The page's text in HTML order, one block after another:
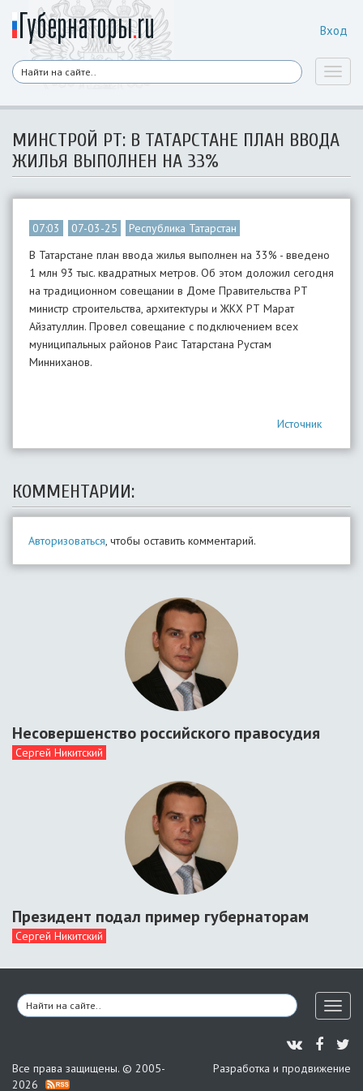
Вход
МИНСТРОЙ РТ: В ТАТАРСТАНЕ ПЛАН ВВОДА
ЖИЛЬЯ ВЫПОЛНЕН НА 33%
07:03 07-03-25
Республика Татарстан
В Татарстане план ввода жилья выполнен на 33% - введено
1 млн 93 тыс. квадратных метров. Об этом доложил сегодня
на традиционном совещании в Доме Правительства РТ
министр строительства, архитектуры и ЖКХ РТ Марат
Айзатуллин. Провел совещание с подключением всех
муниципальных районов Раис Татарстана Рустам
Минниханов.
Источник
КОММЕНТАРИИ:
Авторизоваться, чтобы оставить комментарий.
Несовершенство российского правосудия
Сергей Никитский
Президент подал пример губернаторам
Сергей Никитский
Все права защищены. © 2005-
2026
Разработка и продвижение